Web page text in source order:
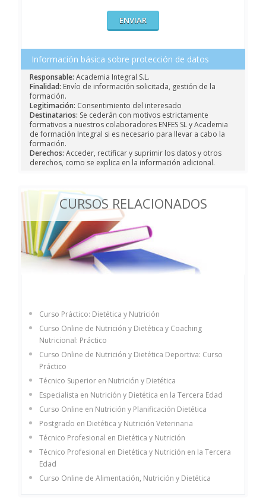
Información básica sobre protección de datos
Responsable: Academia Integral S.L.
Finalidad: Envío de información solicitada, gestión de la
formación.
Legitimación: Consentimiento del interesado
Destinatarios: Se cederán con motivos estrictamente
formativos a nuestros colaboradores ENFES SL y Academia
de formación Integral si es necesario para llevar a cabo la
formación.
Derechos: Acceder, rectificar y suprimir los datos y otros
derechos, como se explica en la información adicional.
CURSOS RELACIONADOS
Curso Práctico: Dietética y Nutrición
Curso Online de Nutrición y Dietética y Coaching
Nutricional: Práctico
Curso Online de Nutrición y Dietética Deportiva: Curso
Práctico
Técnico Superior en Nutrición y Dietética
Especialista en Nutrición y Dietética en la Tercera Edad
Curso Online en Nutrición y Planificación Dietética
Postgrado en Dietética y Nutrición Veterinaria
Técnico Profesional en Dietética y Nutrición
Técnico Profesional en Dietética y Nutrición en la Tercera
Edad
Curso Online de Alimentación, Nutrición y Dietética